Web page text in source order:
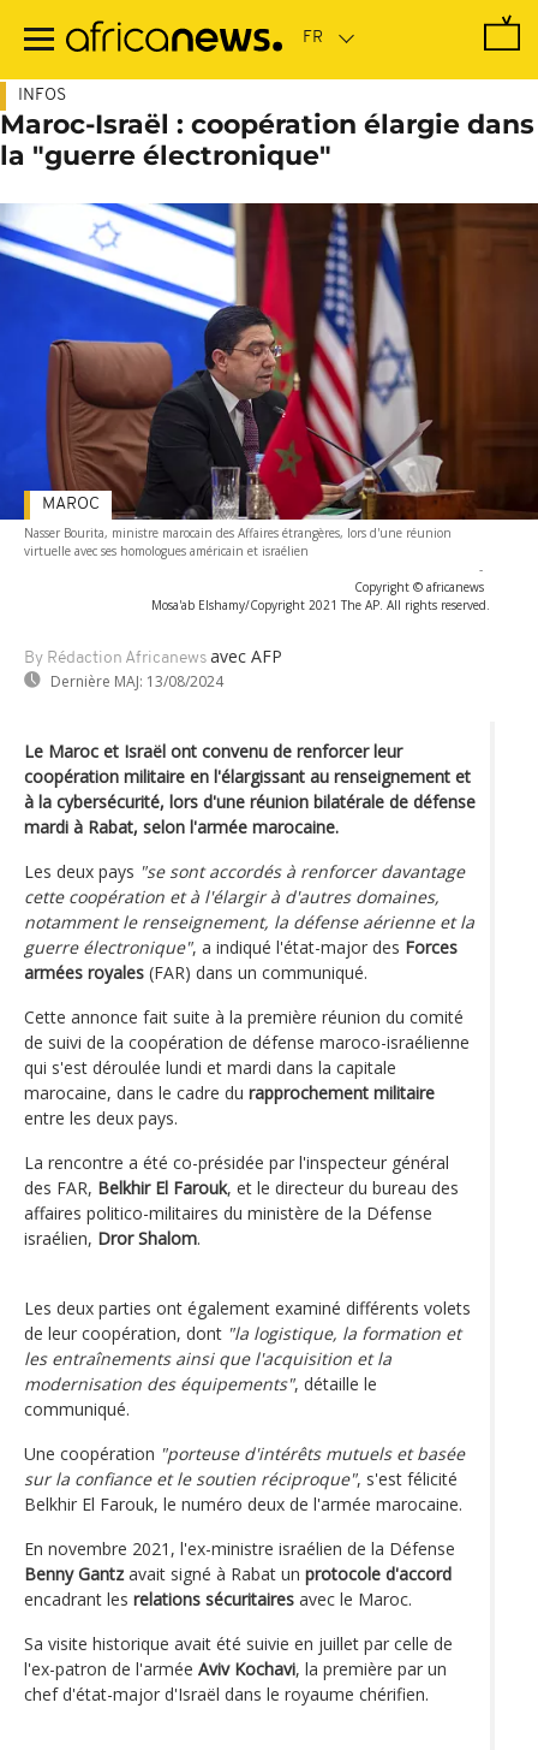
contenu
INFOS
Maroc-Israël : coopération élargie dans
la "guerre électronique"
Nasser Bourita, ministre marocain des Affaires étrangères, lors d'une réunion
virtuelle avec ses homologues américain et israélien
-
Copyright © africanews
Mosa'ab Elshamy/Copyright 2021 The AP. All rights reserved.
By Rédaction Africanews avec AFP
Dernière MAJ: 13/08/2024
MAROC
Le Maroc et Israël ont convenu de renforcer leur
coopération militaire en l'élargissant au renseignement et
à la cybersécurité, lors d'une réunion bilatérale de défense
mardi à Rabat, selon l'armée marocaine.
Les deux pays "se sont accordés à renforcer davantage
cette coopération et à l'élargir à d'autres domaines,
notamment le renseignement, la défense aérienne et la
guerre électronique", a indiqué l'état-major des Forces
armées royales (FAR) dans un communiqué.
Cette annonce fait suite à la première réunion du comité
de suivi de la coopération de défense maroco-israélienne
qui s'est déroulée lundi et mardi dans la capitale
marocaine, dans le cadre du rapprochement militaire
entre les deux pays.
La rencontre a été co-présidée par l'inspecteur général
des FAR, Belkhir El Farouk, et le directeur du bureau des
affaires politico-militaires du ministère de la Défense
israélien, Dror Shalom.
Les deux parties ont également examiné différents volets
de leur coopération, dont "la logistique, la formation et
les entraînements ainsi que l'acquisition et la
modernisation des équipements", détaille le
communiqué.
Une coopération "porteuse d'intérêts mutuels et basée
sur la confiance et le soutien réciproque", s'est félicité
Belkhir El Farouk, le numéro deux de l'armée marocaine.
En novembre 2021, l'ex-ministre israélien de la Défense
Benny Gantzavait signé à Rabat un protocole d'accord
encadrant les relations sécuritaires avec le Maroc.
Sa visite historique avait été suivie en juillet par celle de
l'ex-patron de l'armée Aviv Kochavi, la première par un
chef d'état-major d'Israël dans le royaume chérifien.